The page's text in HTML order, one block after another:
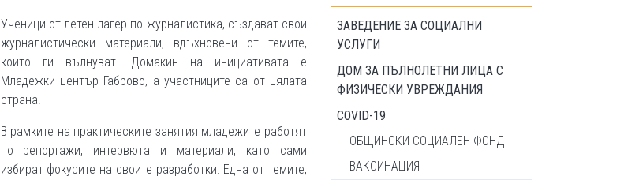
Ученици от летен лагер по журналистика, създават свои
журналистически материали, вдъхновени от темите,
които ги вълнуват. Домакин на инициативата е
Младежки център Габрово, а участниците са от цялата
страна.
В рамките на практическите занятия младежите работят
по репортажи, интервюта и материали, като сами
избират фокусите на своите разработки. Една от темите,
ЗАВЕДЕНИЕ ЗА СОЦИАЛНИ
УСЛУГИ
ДОМ ЗА ПЪЛНОЛЕТНИ ЛИЦА С
ФИЗИЧЕСКИ УВРЕЖДАНИЯ
COVID-19
ОБЩИНСКИ СОЦИАЛЕН ФОНД
ВАКСИНАЦИЯ